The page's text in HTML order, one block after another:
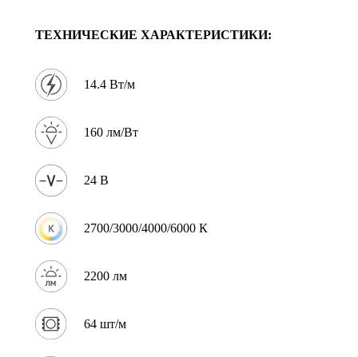
ТЕХНИЧЕСКИЕ ХАРАКТЕРИСТИКИ:
14.4 Вт/м
160 лм/Вт
24 В
2700/3000/4000/6000 К
2200 лм
64 шт/м